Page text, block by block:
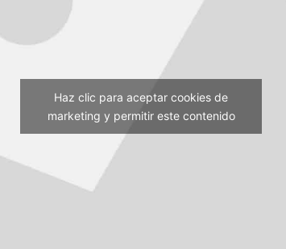
Haz clic para aceptar cookies de
marketing y permitir este contenido